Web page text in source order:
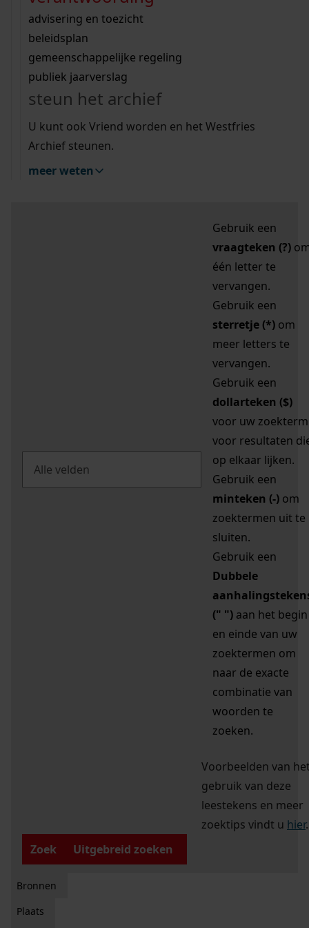
bouwvergunningen
omgevingsvergunningen
vergunningen
beeld en geluid
uitleg nodig?
Wij helpen u op weg met een aantal zoektips.
bekijk alle zoektips
Wij helpen u op weg met een aantal zoektips.
bekijk alle zoektips
bekijk ons geschiedenislokaal
advisering en toezicht
beleidsplan
gemeenschappelijke regeling
publiek jaarverslag
steun het archief
U kunt ook Vriend worden en het Westfries
Archief steunen.
meer weten
zoektips
Mijn Studiezaal (inloggen)
uw zoekopdracht te
Gebruik een
vraagteken (?)
één letter te
vervangen.
Gebruik een
sterretje (*) om
meer letters te
vervangen.
Gebruik een
dollarteken ($)
voor uw zoekterm
voor resultaten
op elkaar lijken.
Gebruik een
minteken (-) om
zoektermen uit te
sluiten.
Gebruik een
Dubbele
(" ") aan het begin
en einde van uw
zoektermen om
naar de exacte
combinatie van
woorden te
zoeken.
Voorbeelden van
gebruik van deze
leestekens en meer
zoektips vindt u hier.
Zoek
Uitgebreid zoeken
Bronnen
Plaats